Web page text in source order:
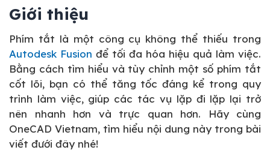
Giới thiệu
Phím tắt là một công cụ không thể thiếu trong
Autodesk Fusion để tối đa hóa hiệu quả làm việc.
Bằng cách tìm hiểu và tùy chỉnh một số phím tắt
cốt lõi, bạn có thể tăng tốc đáng kể trong quy
trình làm việc, giúp các tác vụ lặp đi lặp lại trở
nên nhanh hơn và trực quan hơn. Hãy cùng
OneCAD Vietnam, tìm hiểu nội dung này trong bài
viết đưới đây nhé!